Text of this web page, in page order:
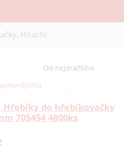
Hitachi
Od nejdražšího
Hřebíky do hřebíkovačky
705454 4800ks